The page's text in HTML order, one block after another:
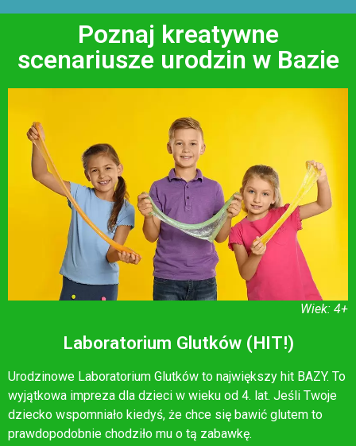
Poznaj kreatywne
scenariusze urodzin w Bazie
Wiek: 4+
Laboratorium Glutków (HIT!)
Urodzinowe Laboratorium Glutków to największy hit BAZY. To
wyjątkowa impreza dla dzieci w wieku od 4. lat. Jeśli Twoje
dziecko wspomniało kiedyś, że chce się bawić glutem to
prawdopodobnie chodziło mu o tą zabawkę.